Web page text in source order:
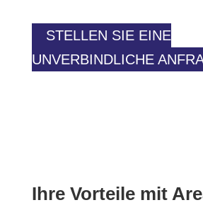
STELLEN SIE EINE
UNVERBINDLICHE
Ihre Vorteile mit